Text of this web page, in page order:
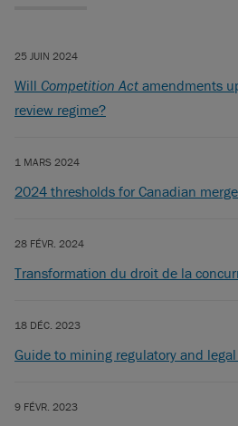
25 JUIN 2024
Will Competition Act amendments
review regime?
1 MARS 2024
2024 thresholds for Canadian
28 FÉVR. 2024
Transformation du droit de la
18 DÉC. 2023
Guide to mining regulatory and
9 FÉVR. 2023